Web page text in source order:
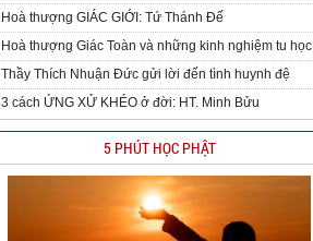
Hoà thượng GIÁC GIỚI: Tứ Thánh Đế
Hoà thượng Giác Toàn và những kinh nghiệm tu học
Thầy Thích Nhuận Đức gửi lời đến tình huynh đệ
3 cách ỨNG XỬ KHÉO ở đời: HT. Minh Bửu
5 PHÚT HỌC PHẬT